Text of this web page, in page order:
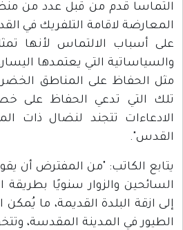
التماسا قُدم من قبل عدد من
المعارضة لاقامة التلفريك في
على أسباب الالتماس لأنها
والسياساتية التي يعتمدها
مثل الحفاظ على المناطق
تلك التي تدعي الحفاظ على
الادعاءات تتجند لنضال
القدس".
يتابع الكاتب: "من المفترض أن
السائحين والزوار سنويًا بطريقة
إلى ازقة البلدة القديمة، ما
الطيور في المدينة المقدسة،